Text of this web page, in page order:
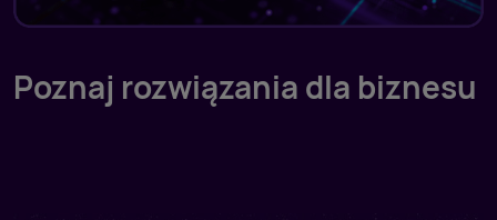
Poznaj rozwiązania dla biznesu